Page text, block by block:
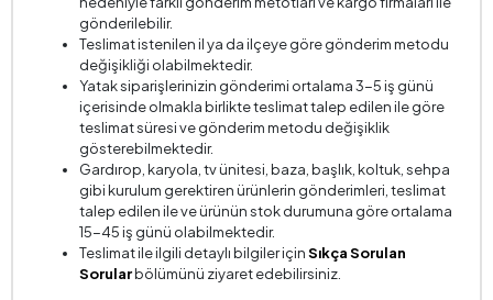
gönderilebilir.
Teslimat istenilen il ya da ilçeye göre gönderim metodu
değişikliği olabilmektedir.
Yatak siparişlerinizin gönderimi ortalama 3-5 iş günü
içerisinde olmakla birlikte teslimat talep edilen ile göre
teslimat süresi ve gönderim metodu değişiklik
gösterebilmektedir.
Gardırop, karyola, tv ünitesi, baza, başlık, koltuk, sehpa
gibi kurulum gerektiren ürünlerin gönderimleri, teslimat
talep edilen ile ve ürünün stok durumuna göre ortalama
15-45 iş günü olabilmektedir.
Teslimat ile ilgili detaylı bilgiler içinSıkça Sorulan
Sorularbölümünü ziyaret edebilirsiniz.